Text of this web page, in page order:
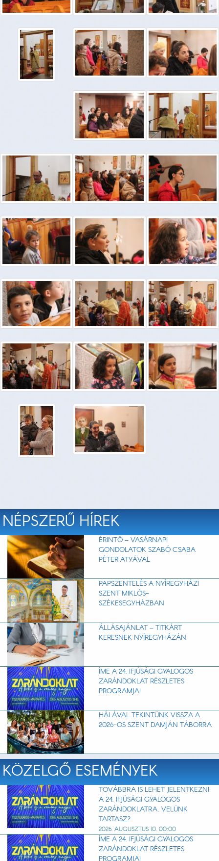
NÉPSZERŰ HÍREK
ÉRINTŐ – VASÁRNAPI
GONDOLATOK SZABÓ CSABA
PÉTER ATYÁVAL
PAPSZENTELÉS A NYÍREGYHÁZI
SZENT MIKLÓS-
SZÉKESEGYHÁZBAN
ÁLLÁSAJÁNLAT – TITKÁRT
KERESNEK NYÍREGYHÁZÁN
ÍME A 24. IFJÚSÁGI GYALOGOS
ZARÁNDOKLAT RÉSZLETES
PROGRAMJA!
HÁLÁVAL TEKINTÜNK VISSZA A
2026-OS SZENT DAMJÁN TÁBORRA
KÖZELGŐ ESEMÉNYEK
TOVÁBBRA IS LEHET JELENTKEZNI
A 24. IFJÚSÁGI GYALOGOS
ZARÁNDOKLATRA. VELÜNK
TARTASZ?
2026. AUGUSZTUS 10. 00:00
ÍME A 24. IFJÚSÁGI GYALOGOS
ZARÁNDOKLAT RÉSZLETES
PROGRAMJA!